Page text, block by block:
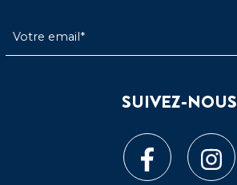
SUIVEZ-NOUS